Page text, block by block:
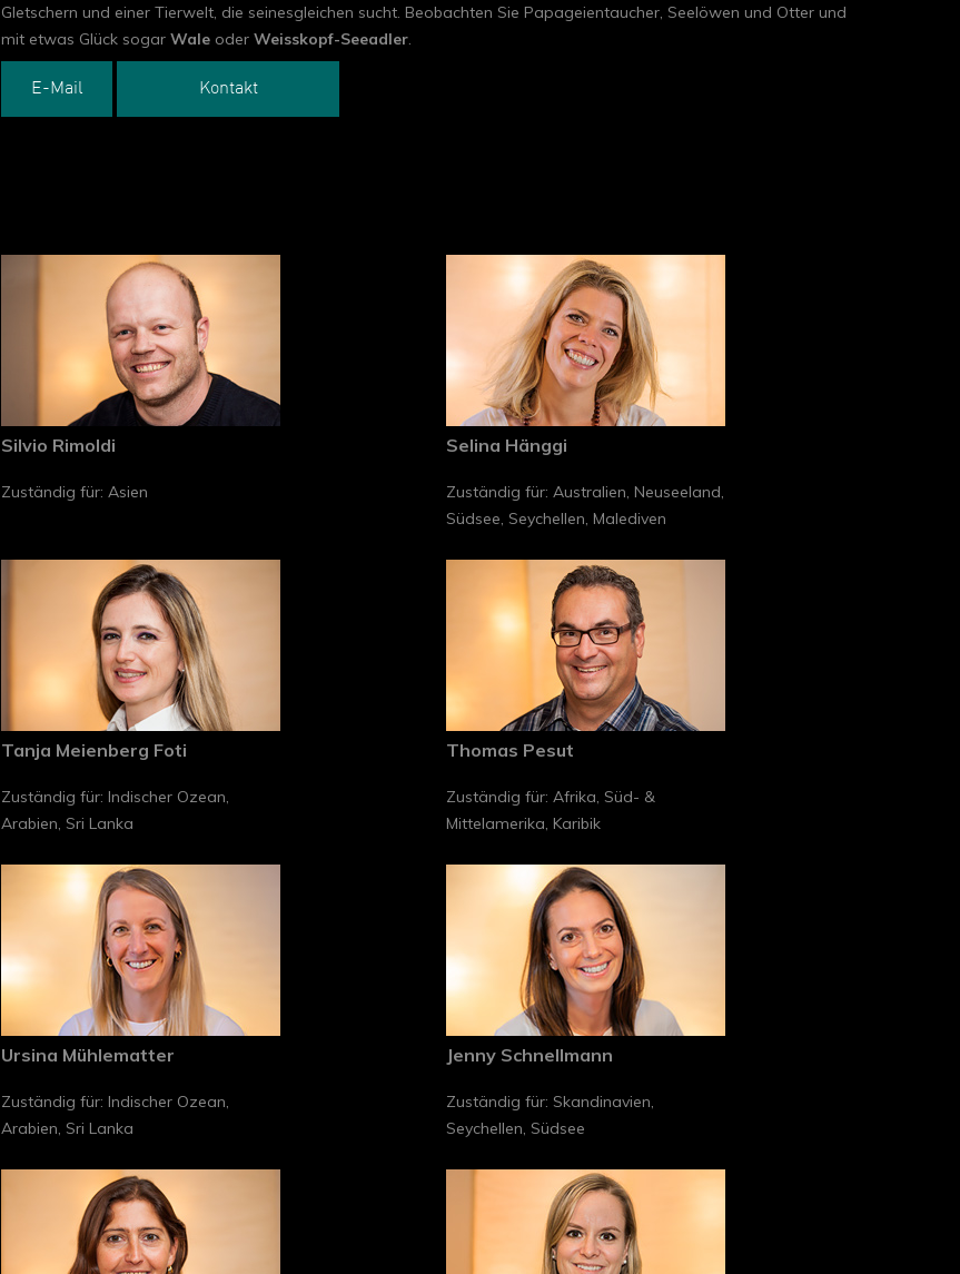
Gletschern und einer Tierwelt, die seinesgleichen sucht. Beobachten Sie Papageientaucher, Seelöwen und Otter und
mit etwas Glück sogar Wale oder Weisskopf-Seeadler.
E-Mail Kontakt
Silvio Rimoldi
Zuständig für: Asien
Selina Hänggi
Zuständig für: Australien, Neuseeland,
Südsee, Seychellen, Malediven
Tanja Meienberg Foti
Zuständig für: Indischer Ozean,
Arabien, Sri Lanka
Thomas Pesut
Zuständig für: Afrika, Süd- &
Mittelamerika, Karibik
Ursina Mühlematter
Zuständig für: Indischer Ozean,
Arabien, Sri Lanka
Jenny Schnellmann
Zuständig für: Skandinavien,
Seychellen, Südsee